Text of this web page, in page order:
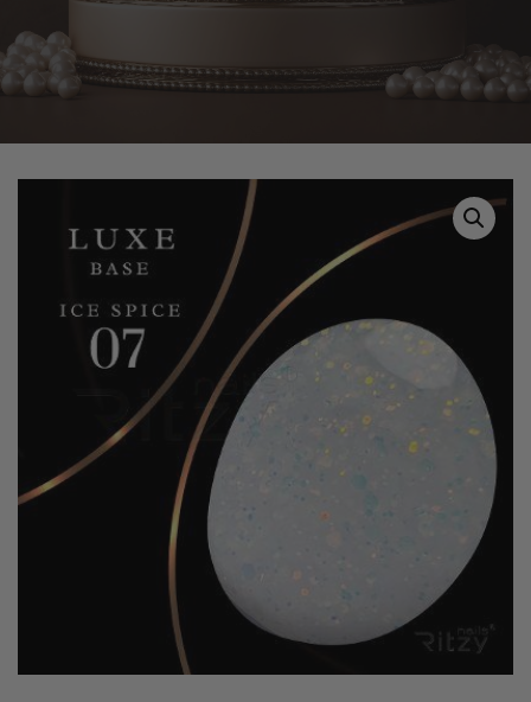
Tuotteet LUXE base ICE SPICE 07